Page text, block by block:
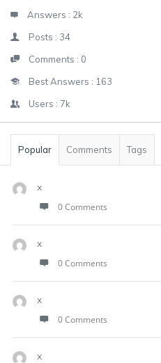
Answers : 2k
Posts : 34
Comments : 0
Best Answers : 163
Users : 7k
Popular Comments Tags
x
0 Comments
x
0 Comments
x
0 Comments
x